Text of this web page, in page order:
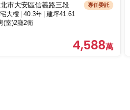
市大安區信義路三段 專任委託
大樓 40.3年 建坪41.61
(室)2廳2衛
4,588